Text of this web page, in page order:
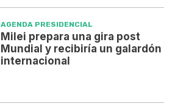
AGENDA PRESIDENCIAL
Milei prepara una gira post
Mundial y recibiría un galardón
internacional